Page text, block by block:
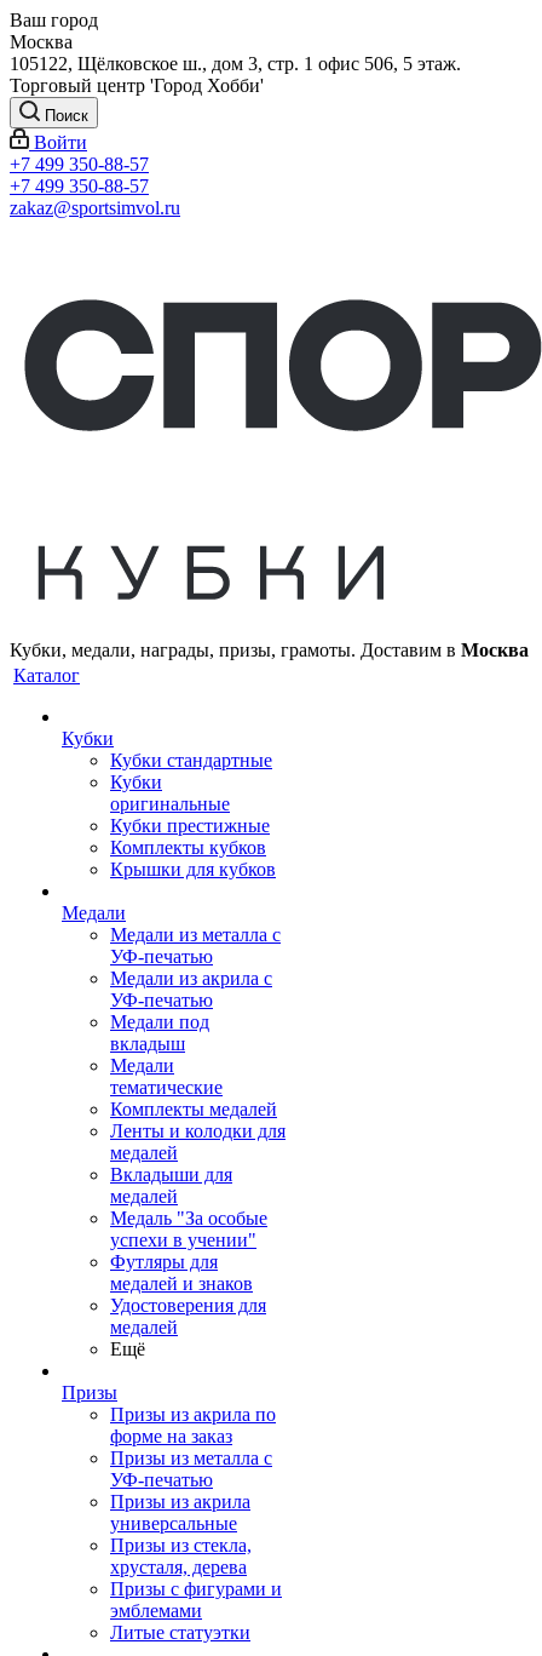
Ваш город
Москва
105122, Щёлковское ш., дом 3, стр. 1 офис 506, 5 этаж.
Торговый центр 'Город Хобби'
Поиск
Войти
+7 499 350-88-57
+7 499 350-88-57
zakaz@sportsimvol.ru
Кубки, медали, награды, призы, грамоты. Доставим в Москва
Каталог
Кубки
Кубки стандартные
Кубки
оригинальные
Кубки престижные
Комплекты кубков
Крышки для кубков
Медали
Медали из металла с
УФ-печатью
Медали из акрила с
УФ-печатью
Медали под
вкладыш
Медали
тематические
Комплекты медалей
Ленты и колодки для
медалей
Вкладыши для
медалей
Медаль "За особые
успехи в учении"
Футляры для
медалей и знаков
Удостоверения для
медалей
Ещё
Призы
Призы из акрила по
форме на заказ
Призы из металла с
УФ-печатью
Призы из акрила
универсальные
Призы из стекла,
хрусталя, дерева
Призы с фигурами и
эмблемами
Литые статуэтки